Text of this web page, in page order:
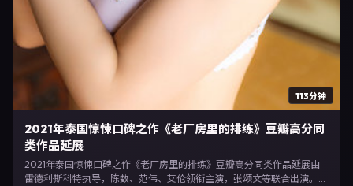
113分钟
2021年泰国惊悚口碑之作《老厂房里的排练》豆瓣高分同
类作品延展
2021年泰国惊悚口碑之作《老厂房里的排练》豆瓣高分同类作品延展由
雷德利·斯科特执导，陈数、范伟、艾伦领衔主演，张颂文等联合出演。剧